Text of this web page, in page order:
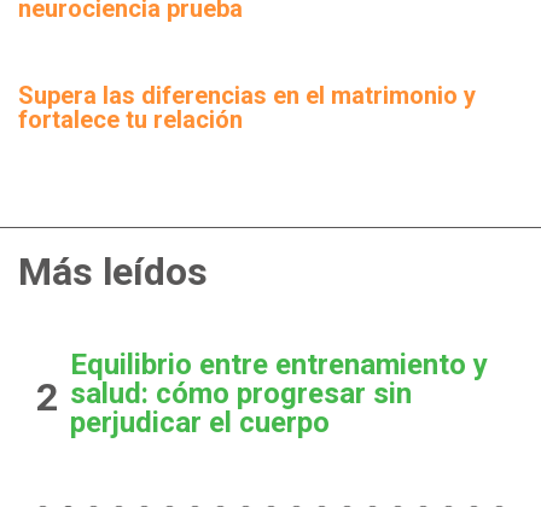
neurociencia prueba
Supera las diferencias en el matrimonio y
fortalece tu relación
Más leídos
2
Equilibrio entre entrenamiento y
salud: cómo progresar sin
perjudicar el cuerpo